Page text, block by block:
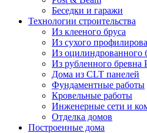
Беседки и гаражи
Технологии строительства
Из клееного бруса
Из сухого
Из оцилиндрованного
Из рубленного бревна
Дома из CLT панелей
Фундаментные работы
Кровельные работы
Инженерные сети и
Отделка домов
Построенные дома